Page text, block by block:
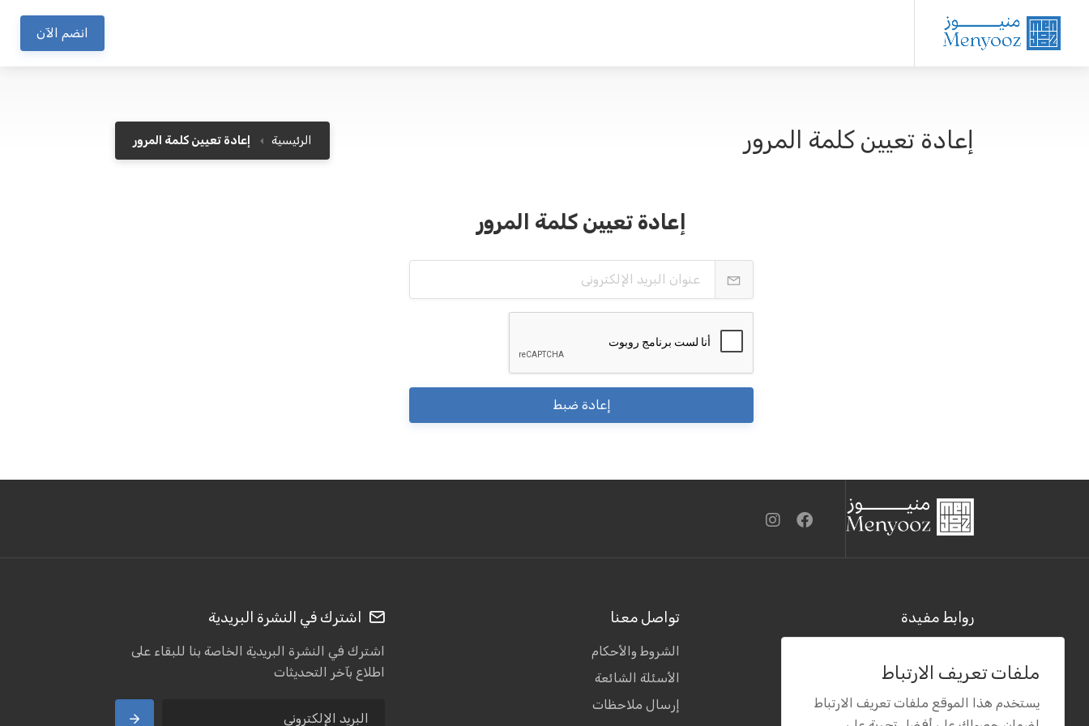
انضم الآن
إعادة تعيين كلمة المرور الرئيسية إعادة تعيين كلمة المرور
إعادة تعيين كلمة المرور
إعادة ضبط
روابط مفيدة تواصل معنا
الشروط والأحكام
الأسئلة الشائعة
إرسال ملاحظات
اشترك في النشرة البريدية
اشترك في النشرة البريدية الخاصة بنا للبقاء على
اطلاع بآخر التحديثات
ملفات تعريف الارتباط
يستخدم هذا الموقع ملفات تعريف الارتباط